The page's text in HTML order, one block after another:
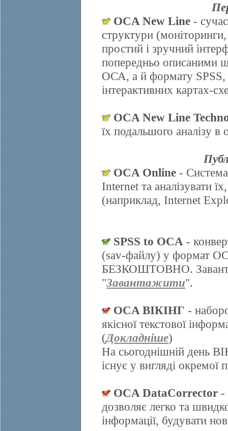
OCA New Line -
структури
простий і зручний
попередньо описаними
ОСА, а й формату SPSS,
інтерактивних картах-
OCA New Line
їх подальшого аналізу
OCA Online -
Internet та аналізувати
(наприклад, Internet
SPSS to OCA -
(sav-файлу) у формат
БЕЗКОШТОВНО.
"Завантажити".
OCA ВІКІНГ -
якісної текстової
(Докладніше)
На сьогоднішній день
існує у вигляді окремої
OCA DataCorrector -
дозволяє легко та
інформації, будувати